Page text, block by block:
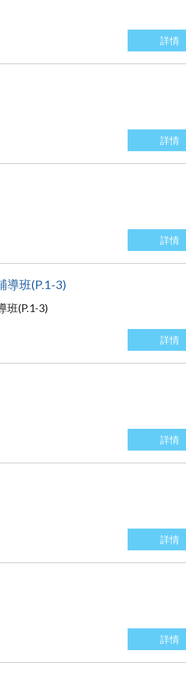
詳情
詳情
詳情
導班(P.1-3)
班(P.1-3)
詳情
詳情
詳情
詳情